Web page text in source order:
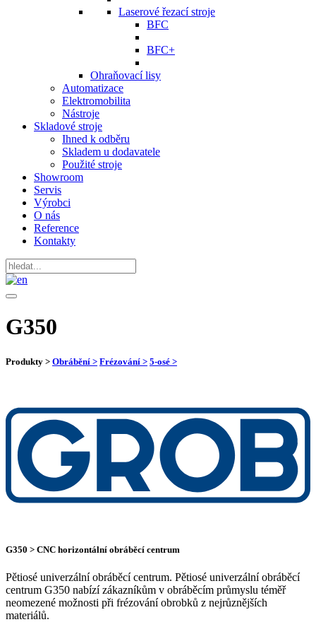
Laserové řezací stroje
BFC
BFC+
Ohraňovací lisy
Automatizace
Elektromobilita
Nástroje
Skladové stroje
Ihned k odběru
Skladem u dodavatele
Použité stroje
Showroom
Servis
Výrobci
O nás
Reference
Kontakty
G350
Produkty > Obrábění > Frézování > 5-osé >
G350 > CNC horizontální obráběcí centrum
Pětiosé univerzální obráběcí centrum. Pětiosé univerzální obráběcí
centrum G350 nabízí zákazníkům v obráběcím průmyslu téměř
neomezené možnosti při frézování obrobků z nejrůznějších
materiálů.